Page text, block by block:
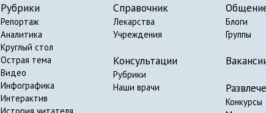
Рубрики
Репортаж
Аналитика
Круглый стол
Острая тема
Видео
Инфографика
Интерактив
Справочник
Лекарства
Учреждения
Консультации
Рубрики
Наши врачи
Блоги
Группы
Конкурсы